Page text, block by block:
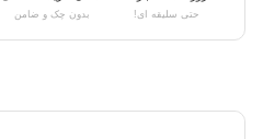
حتی سلیقه ای! بدون چک و ضامن